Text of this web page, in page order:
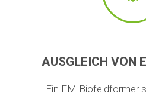
AUSGLEICH VON
Ein FM Biofeldformer